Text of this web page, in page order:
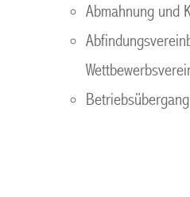
Abmahnung und
Betriebsübergang